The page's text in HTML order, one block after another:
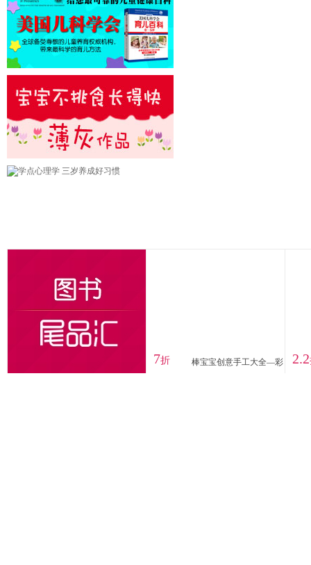
棒宝宝创意手工大全—彩
7折 2.2